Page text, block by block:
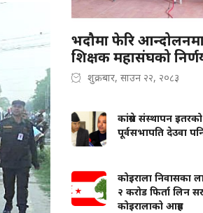
भदौमा फेरि आन्दोलनमा
शिक्षक महासंघको
शुक्रबार, साउन २२, २०८३
कांग्रेस संस्थापन
पूर्वसभापति देउवा
कोइराला निवासका
२ करोड फिर्ता लिन
कोइरालाको आग्रह